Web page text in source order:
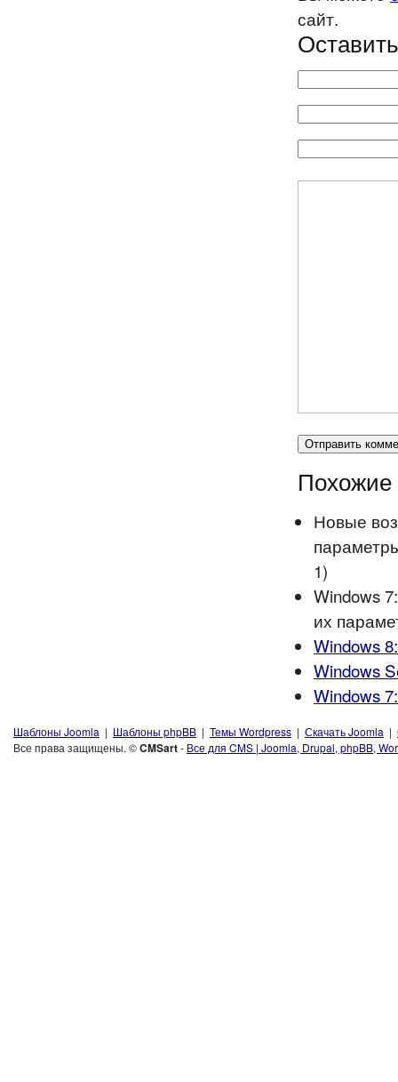
сайт.
Похожие
Новые
1)
Windows
их
Windows
Windows
Windows
Шаблоны Joomla | Шаблоны phpBB | Темы Wordpress | Скачать Joomla |
Все права защищены. ©CMSart- Все для CMS | Joomla, Drupal, phpBB,